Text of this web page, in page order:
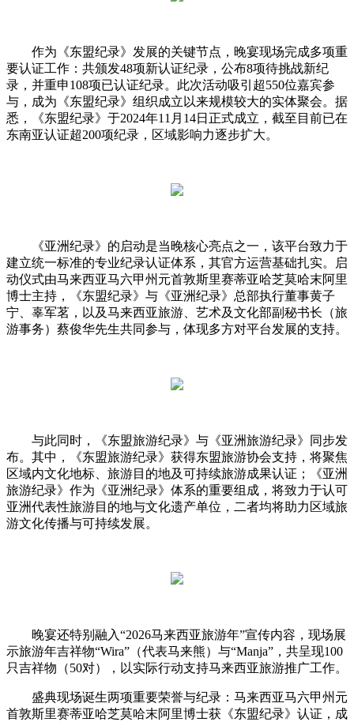
作为《东盟纪录》发展的关键节点，晚宴现场完成多项重
要认证工作：共颁发48项新认证纪录，公布8项待挑战新纪
录，并重申108项已认证纪录。此次活动吸引超550位嘉宾参
与，成为《东盟纪录》组织成立以来规模较大的实体聚会。据
悉，《东盟纪录》于2024年11月14日正式成立，截至目前已在
东南亚认证超200项纪录，区域影响力逐步扩大。
《亚洲纪录》的启动是当晚核心亮点之一，该平台致力于
建立统一标准的专业纪录认证体系，其官方运营基础扎实。启
动仪式由马来西亚马六甲州元首敦斯里赛蒂亚哈芝莫哈末阿里
博士主持，《东盟纪录》与《亚洲纪录》总部执行董事黄子
宁、辜军茗，以及马来西亚旅游、艺术及文化部副秘书长（旅
游事务）蔡俊华先生共同参与，体现多方对平台发展的支持。
与此同时，《东盟旅游纪录》与《亚洲旅游纪录》同步发
布。其中，《东盟旅游纪录》获得东盟旅游协会支持，将聚焦
区域内文化地标、旅游目的地及可持续旅游成果认证；《亚洲
旅游纪录》作为《亚洲纪录》体系的重要组成，将致力于认可
亚洲代表性旅游目的地与文化遗产单位，二者均将助力区域旅
游文化传播与可持续发展。
晚宴还特别融入“2026马来西亚旅游年”宣传内容，现场展
示旅游年吉祥物“Wira”（代表马来熊）与“Manja”，共呈现100
只吉祥物（50对），以实际行动支持马来西亚旅游推广工作。
盛典现场诞生两项重要荣誉与纪录：马来西亚马六甲州元
首敦斯里赛蒂亚哈芝莫哈末阿里博士获《东盟纪录》认证，成